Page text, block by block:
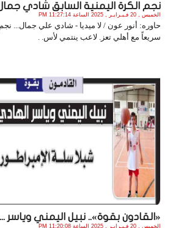
نجم الكرة اليمنية السابق شادي
الخميس , 20 فـبـرايـر , 2025 الساعة 11:27:14 PM
حاوره: أنور عون / لا ميديا - شادي علي جمال...
سريعاً مع أهلي تعز. لاعب ينتمي لأس. .
«القادون بقوة».. نبيل اليمني وياسر ...
الخميس , 20 فـبـرايـر , 2025 الساعة 11:20:08 PM